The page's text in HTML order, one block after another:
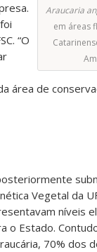
Araucaria
em áreas
“O
área de
Vegetal da
níveis
o Estado.
70% dos